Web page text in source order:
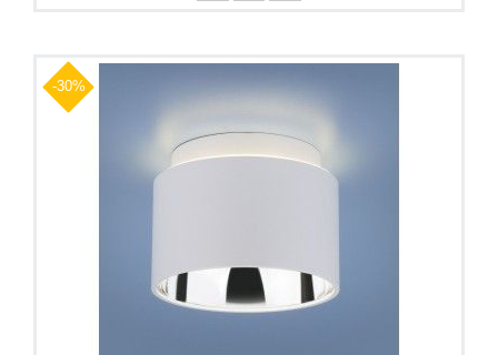
-30%